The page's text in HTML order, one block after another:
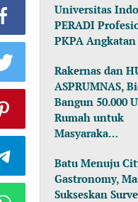
Universitas
PERADI
PKPA
Rakernas dan
ASPRUMNAS,
Bangun 50.000
Rumah untuk
Masyaraka…
Batu Menuju
Gastronomy,
Sukseskan